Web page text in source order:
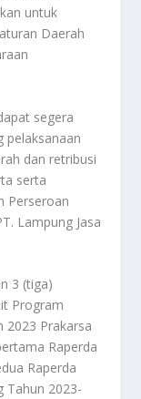
untuk
Daerah
segera
pelaksanaan
dan retribusi
serta
Perseroan
Lampung Jasa
3 (tiga)
Program
2023 Prakarsa
Raperda
Raperda
Tahun 2023-